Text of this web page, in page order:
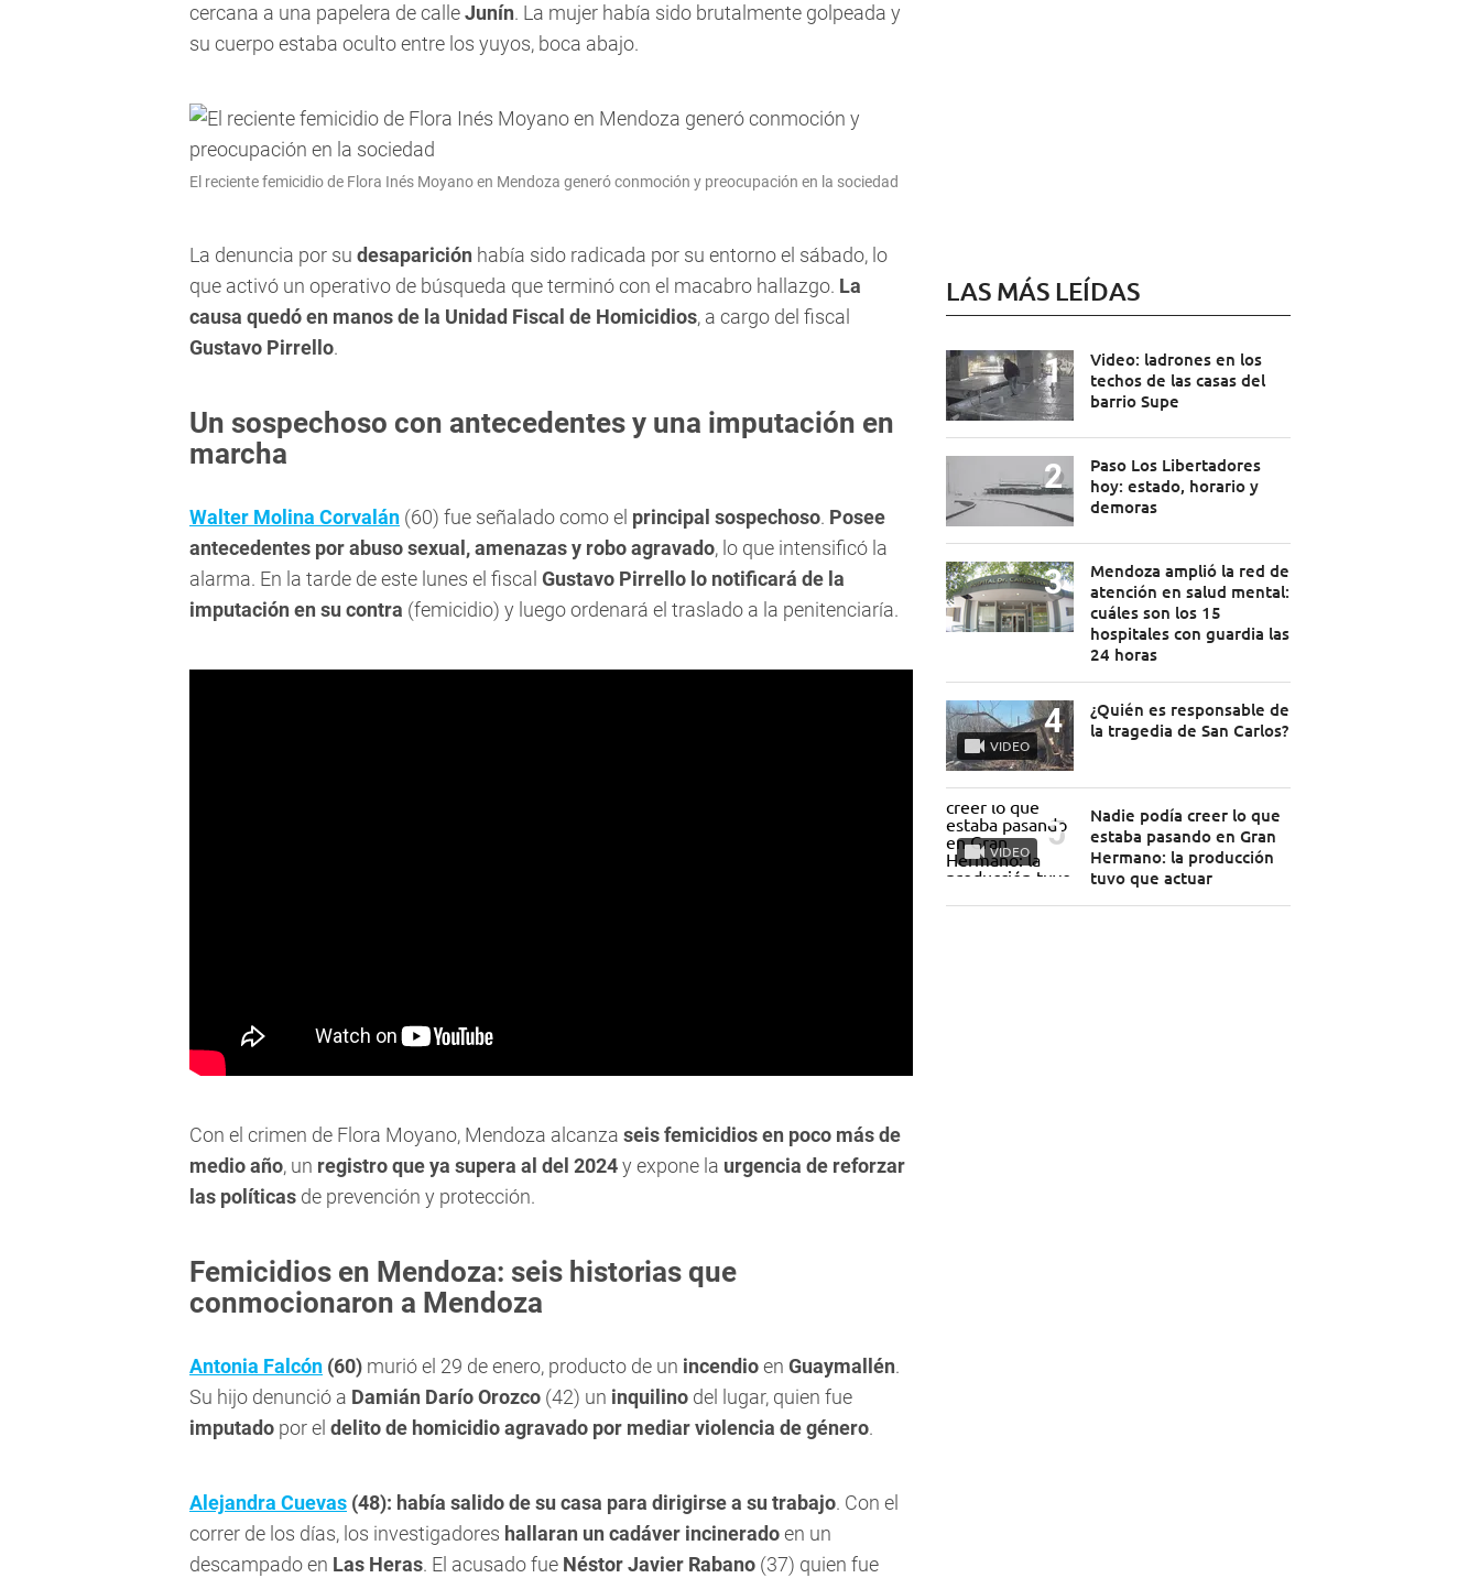
cercana a una papelera de calleJunín. La mujer había sido brutalmente golpeada y
su cuerpo estaba oculto entre los yuyos, boca abajo.
El reciente femicidio de Flora Inés Moyano en Mendoza generó conmoción y preocupación en la sociedad
La denuncia por su desaparición había sido radicada por su entorno el sábado, lo
que activó un operativo de búsqueda que terminó con el macabro hallazgo. La
causa quedó en manos de la Unidad Fiscal de Homicidios, a cargo del fiscal
Gustavo Pirrello.
Un sospechoso con antecedentes y una imputación en
marcha
Walter Molina Corvalán (60) fue señalado como el principal sospechoso. Posee
antecedentes por abuso sexual, amenazas y robo agravado, lo que intensificó la
alarma. En la tarde de este lunes el fiscal Gustavo Pirrello lo notificará de la
imputación en su contra (femicidio) y luego ordenará el traslado a la penitenciaría.
Con el crimen de Flora Moyano, Mendoza alcanza seis femicidios en poco más de
medio año, un registro que ya supera al del 2024y expone la urgencia de reforzar
las políticas de prevención y protección.
Femicidios en Mendoza: seis historias que
conmocionaron a Mendoza
Antonia Falcón (60) murió el 29 de enero, producto de un incendioen Guaymallén.
Su hijo denunció a Damián Darío Orozco (42) un inquilino del lugar, quien fue
imputado por el delito de homicidio agravado por mediar violencia de género.
Alejandra Cuevas (48): había salido de su casa para dirigirse a su trabajo. Con el
correr de los días, los investigadores hallaran un cadáver incineradoen un
descampado en Las Heras. El acusado fue Néstor Javier Rabano (37) quien fue
LAS MÁS LEÍDAS
Video: ladrones en los
techos de las casas del
barrio Supe
Paso Los Libertadores
hoy: estado, horario y
demoras
Mendoza amplió la red de
atención en salud mental:
cuáles son los 15
hospitales con guardia las
24 horas
VIDEO
¿Quién es responsable de
la tragedia de San Carlos?
VIDEO
Nadie podía creer lo que
estaba pasando en Gran
Hermano: la producción
tuvo que actuar